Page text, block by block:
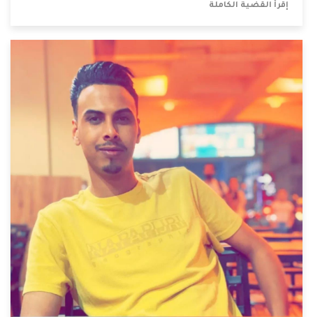
إقرأ القضية الكاملة